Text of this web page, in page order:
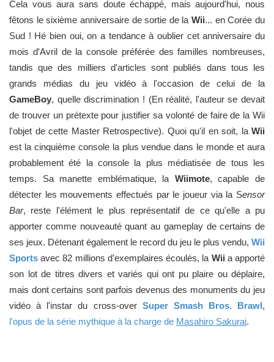
Cela vous aura sans doute échappé, mais aujourd'hui, nous
fêtons le sixième anniversaire de sortie de laWii... en Corée du
Sud ! Hé bien oui, on a tendance à oublier cet anniversaire du
mois d'Avril de la console préférée des familles nombreuses,
tandis que des milliers d'articles sont publiés dans tous les
grands médias du jeu vidéo à l'occasion de celui de la
GameBoy, quelle discrimination ! (En réalité, l'auteur se devait
de trouver un prétexte pour justifier sa volonté de faire de la Wii
l'objet de cette Master Retrospective). Quoi qu'il en soit, la Wii
est la cinquième console la plus vendue dans le monde et aura
probablement été la console la plus médiatisée de tous les
temps. Sa manette emblématique, la Wiimote, capable de
détecter les mouvements effectués par le joueur via la Sensor
Bar, reste l'élément le plus représentatif de ce qu'elle a pu
apporter comme nouveauté quant au gameplay de certains de
ses jeux. Détenant également le record du jeu le plus vendu, Wii
Sports avec 82 millions d'exemplaires écoulés, la Wii a apporté
son lot de titres divers et variés qui ont pu plaire ou déplaire,
mais dont certains sont parfois devenus des monuments du jeu
vidéo à l'instar du cross-over Super Smash Bros. Brawl,
l'opus de la série mythique à la charge de Masahiro Sakurai.